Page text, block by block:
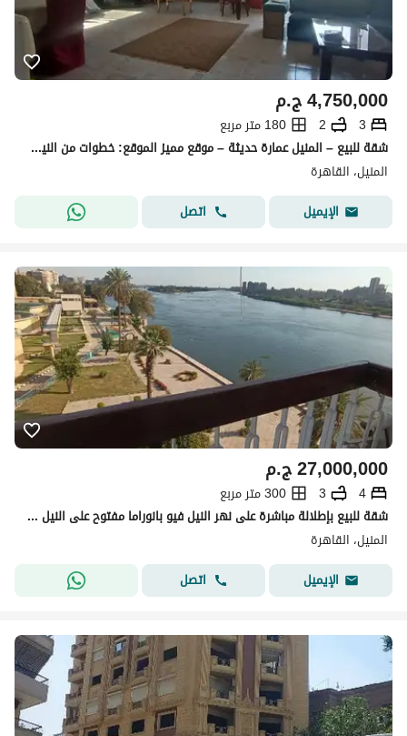
ج.م4,750,000
3
2
180 متر مربع
شقة للبيع – المنيل عمارة حديثة – موقع مميز الموقع: خطوات من النيل الصغير – منيل الروضة
المنيل، القاهرة
الإيميل
اتصل
ج.م27,000,000
4
3
300 متر مربع
شقة للبيع بإطلالة مباشرة على نهر النيل فيو بانوراما مفتوح على النيل – من جميع الغرف الموقع: المنيل – القاهرة شارع الملك عبدالعزيز آل سعود
المنيل، القاهرة
الإيميل
اتصل